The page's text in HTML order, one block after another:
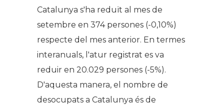
Catalunya s'ha reduït al mes de
setembre en 374 persones (-0,10%)
respecte del mes anterior. En termes
interanuals, l'atur registrat es va
reduir en 20.029 persones (-5%).
D'aquesta manera, el nombre de
desocupats a Catalunya és de